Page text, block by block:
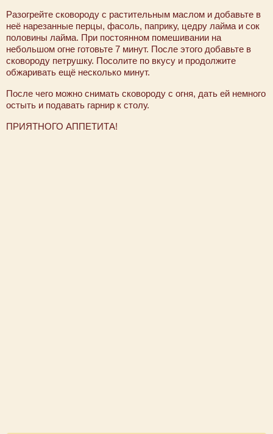
Разогрейте сковороду с растительным маслом и добавьте в
неё нарезанные перцы, фасоль, паприку, цедру лайма и сок
половины лайма. При постоянном помешивании на
небольшом огне готовьте 7 минут. После этого добавьте в
сковороду петрушку. Посолите по вкусу и продолжите
обжаривать ещё несколько минут.
После чего можно снимать сковороду с огня, дать ей немного
остыть и подавать гарнир к столу.
ПРИЯТНОГО АППЕТИТА!